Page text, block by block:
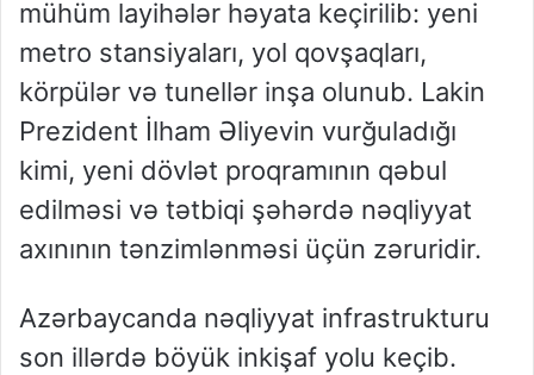
mühüm layihələr həyata keçirilib: yeni
metro stansiyaları, yol qovşaqları,
körpülər və tunellər inşa olunub. Lakin
Prezident İlham Əliyevin vurğuladığı
kimi, yeni dövlət proqramının qəbul
edilməsi və tətbiqi şəhərdə nəqliyyat
axınının tənzimlənməsi üçün zəruridir.
Azərbaycanda nəqliyyat infrastrukturu
son illərdə böyük inkişaf yolu keçib.